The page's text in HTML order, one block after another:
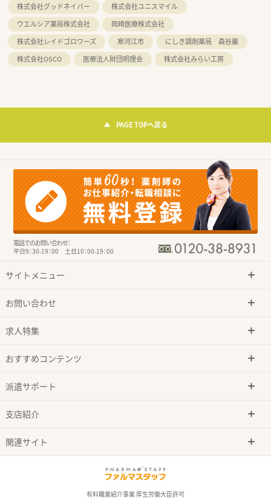
株式会社グッドネイバー
株式会社ユニスマイル
ウエルシア薬局株式会社
岡崎医療株式会社
株式会社レイドゴロワーズ
寒河江市
にしき調剤薬局 森谷巖
株式会社OSCO
医療法人財団明理会 株式会社みらい工房
PAGE TOPへ戻る
電話でのお問い合わせ：
平日9：30-19：00 土日10：00-19：00
サイトメニュー
お問い合わせ
求人特集
おすすめコンテンツ
派遣サポート
支店紹介
関連サイト
有料職業紹介事業 厚生労働大臣許可